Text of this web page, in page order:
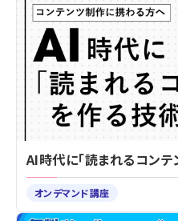
AI時代に「読まれるコンテ
オンデマンド講座